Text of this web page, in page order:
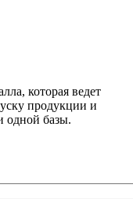
которая ведет
продукции и
одной базы.